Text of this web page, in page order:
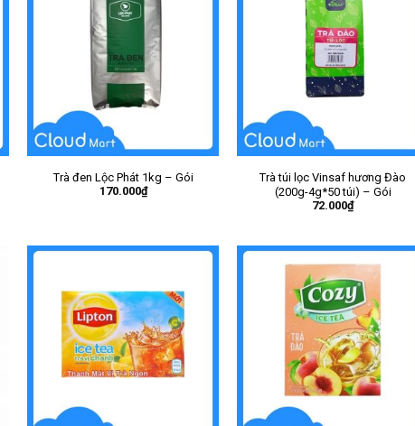
Trà đen Lộc Phát 1kg – Gói
170.000₫
Trà túi lọc Vinsaf hương Đào
(200g-4g*50 túi) – Gói
72.000₫